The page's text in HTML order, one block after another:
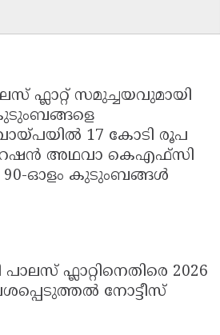
ഫ്ലാറ്റ് സമുച്ചയവുമായി
കുടുംബങ്ങളെ
വായ്പയിൽ 17 കോടി രൂപ
അഥവാ കെഎഫ്‌സി
90-ഓളം കുടുംബങ്ങൾ
ഫ്ലാറ്റിനെതിരെ 2026
നോട്ടീസ്